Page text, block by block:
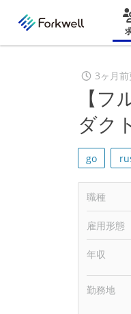
3ヶ月
【
ダク
go
職種
雇用形態
年収
勤務地